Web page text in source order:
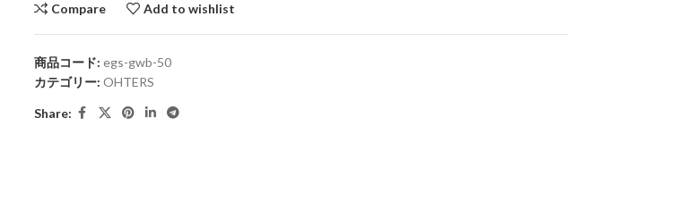
Compare Add to wishlist
商品コード: egs-gwb-50
カテゴリー: OHTERS
Share: